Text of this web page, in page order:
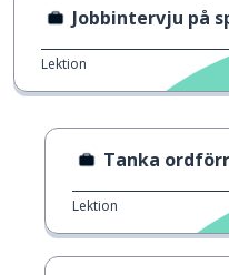
Jobbintervju på
Lektion
Tanka
Lektion